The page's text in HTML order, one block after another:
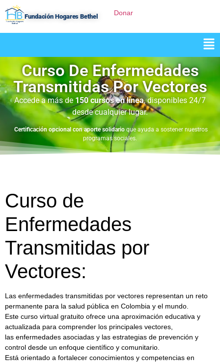
Fundación Hogares Bethel Donar
Curso De Enfermedades
Transmitidas Por Vectores
Accede a más de 150 cursos en línea, disponibles 24/7
desde cualquier lugar.
Certificación opcional con aporte solidarioque ayuda a sostener nuestros
programas sociales.
Curso de
Enfermedades
Transmitidas por
Vectores:
Las enfermedades transmitidas por vectores representan un reto
permanente para la salud pública en Colombia y el mundo.
Este curso virtual gratuito ofrece una aproximación educativa y
actualizada para comprender los principales vectores,
las enfermedades asociadas y las estrategias de prevención y
control desde un enfoque científico y comunitario.
Está orientado a fortalecer conocimientos y competencias en